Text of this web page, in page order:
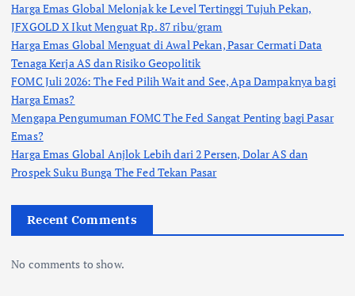
Harga Emas Global Melonjak ke Level Tertinggi Tujuh Pekan,
JFXGOLD X Ikut Menguat Rp. 87 ribu/gram
Harga Emas Global Menguat di Awal Pekan, Pasar Cermati Data
Tenaga Kerja AS dan Risiko Geopolitik
FOMC Juli 2026: The Fed Pilih Wait and See, Apa Dampaknya bagi
Harga Emas?
Mengapa Pengumuman FOMC The Fed Sangat Penting bagi Pasar
Emas?
Harga Emas Global Anjlok Lebih dari 2 Persen, Dolar AS dan
Prospek Suku Bunga The Fed Tekan Pasar
Recent Comments
No comments to show.